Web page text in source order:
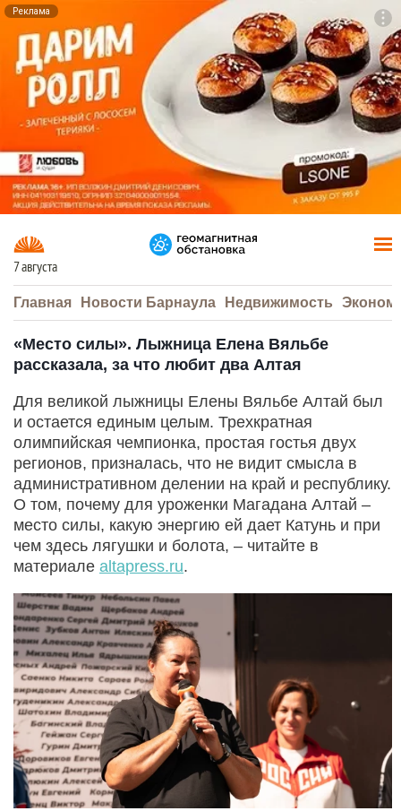
Реклама
7 августа
Главная Новости Барнаула Недвижимость
«Место силы». Лыжница Елена Вяльбе
рассказала, за что любит два Алтая
Для великой лыжницы Елены Вяльбе Алтай был
и остается единым целым. Трехкратная
олимпийская чемпионка, простая гостья двух
регионов, призналась, что не видит смысла в
административном делении на край и республику.
О том, почему для уроженки Магадана Алтай –
место силы, какую энергию ей дает Катунь и при
чем здесь лягушки и болота, – читайте в
материале altapress.ru.